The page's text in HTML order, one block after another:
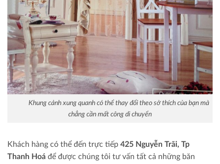
Khung cảnh xung quanh có thể thay đổi theo sở thích của bạn mà
chẳng cần mất công di chuyển
Khách hàng có thể đến trực tiếp 425 Nguyễn Trãi, Tp
Thanh Hoá để được chúng tôi tư vấn tất cả những băn